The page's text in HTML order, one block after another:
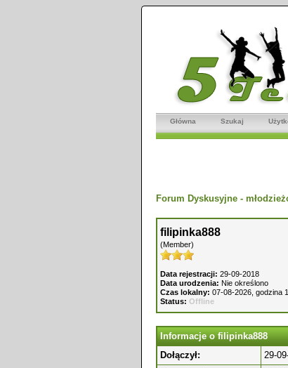
Główna Szukaj
Forum Dyskusyjne -
filipinka888
(Member)
Data rejestracji: 29-09-2018
Data urodzenia: Nie określono
Czas lokalny: 07-08-2026, godzina
Status: Offline
Informacje o filipinka888
Dołączył:
29-